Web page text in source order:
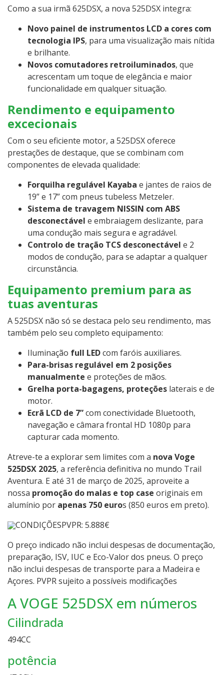
Como a sua irmã 625DSX, a nova 525DSX integra:
Novo painel de instrumentos LCD a cores com
tecnologia IPS, para uma visualização mais nítida
e brilhante.
Novos comutadores retroiluminados, que
acrescentam um toque de elegância e maior
funcionalidade em qualquer situação.
Rendimento e equipamento
excecionais
Com o seu eficiente motor, a 525DSX oferece
prestações de destaque, que se combinam com
componentes de elevada qualidade:
Forquilha regulável Kayaba e jantes de raios de
19” e 17” com pneus tubeless Metzeler.
Sistema de travagem NISSIN com ABS
desconectável e embraiagem deslizante, para
uma condução mais segura e agradável.
Controlo de tração TCS desconectável e 2
modos de condução, para se adaptar a qualquer
circunstância.
Equipamento premium para as
tuas aventuras
A 525DSX não só se destaca pelo seu rendimento, mas
também pelo seu completo equipamento:
Iluminação full LEDcom faróis auxiliares.
Para-brisas regulável em 2 posições
manualmente e proteções de mãos.
Grelha porta-bagagens, proteções laterais e de
motor.
Ecrã LCD de 7”com conectividade Bluetooth,
navegação e câmara frontal HD 1080p para
capturar cada momento.
Atreve-te a explorar sem limites com a nova Voge
525DSX 2025, a referência definitiva no mundo Trail
Aventura. E até 31 de março de 2025, aproveite a
nossa promoção do malas e top case originais em
alumínio por apenas 750 euros (850 euros em preto).
CONDIÇÕESPVPR: 5.888€
O preço indicado não inclui despesas de documentação,
preparação, ISV, IUC e Eco-Valor dos pneus. O preço
não inclui despesas de transporte para a Madeira e
Açores. PVPR sujeito a possíveis modificações
A VOGE 525DSX em números
Cilindrada
494CC
potência